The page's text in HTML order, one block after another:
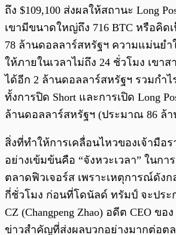
ถึง $109,100 ส่งผลให้สถานะ Long
เขามีขนาดใหญ่ถึง 716 BTC หรือคิ
78 ล้านดอลลาร์สหรัฐฯ ความแม่นยำ
ให้ภายในเวลาไม่ถึง 24 ชั่วโมง เขา
ได้อีก 2 ล้านดอลลาร์สหรัฐฯ รวมกำ
ทั้งการปิด Short และการเปิด Long
ล้านดอลลาร์สหรัฐฯ (ประมาณ 86 ล้
สิ่งที่ทำให้การเคลื่อนไหวของเจ้ามือ
อย่างเข้มข้นคือ “จังหวะเวลา” ในกา
ตลาดฟิวเจอร์ส เพราะเหตุการณ์ดังก
กี่ชั่วโมง ก่อนที่โดนัลด์ ทรัมป์ จะปร
CZ (Changpeng Zhao) อดีต CEO ของ
ข่าวสำคัญที่ส่งผลบวกอย่างมากต่อต